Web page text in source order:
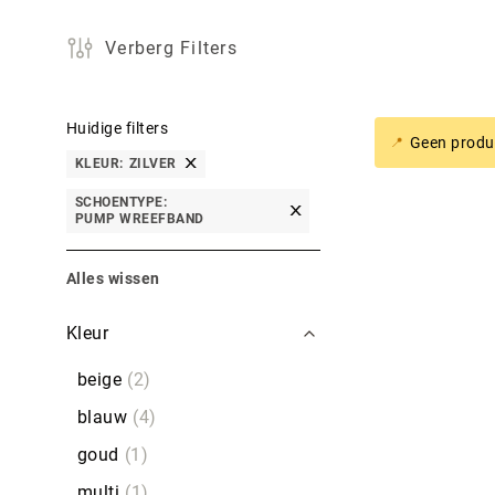
Geen
Huidige filters
KLEUR ZILVER
SCHOENTYPE
PUMP WREEFBAND
Alles wissen
Kleur
beige
2
blauw 4
goud
1
Verberg Filters